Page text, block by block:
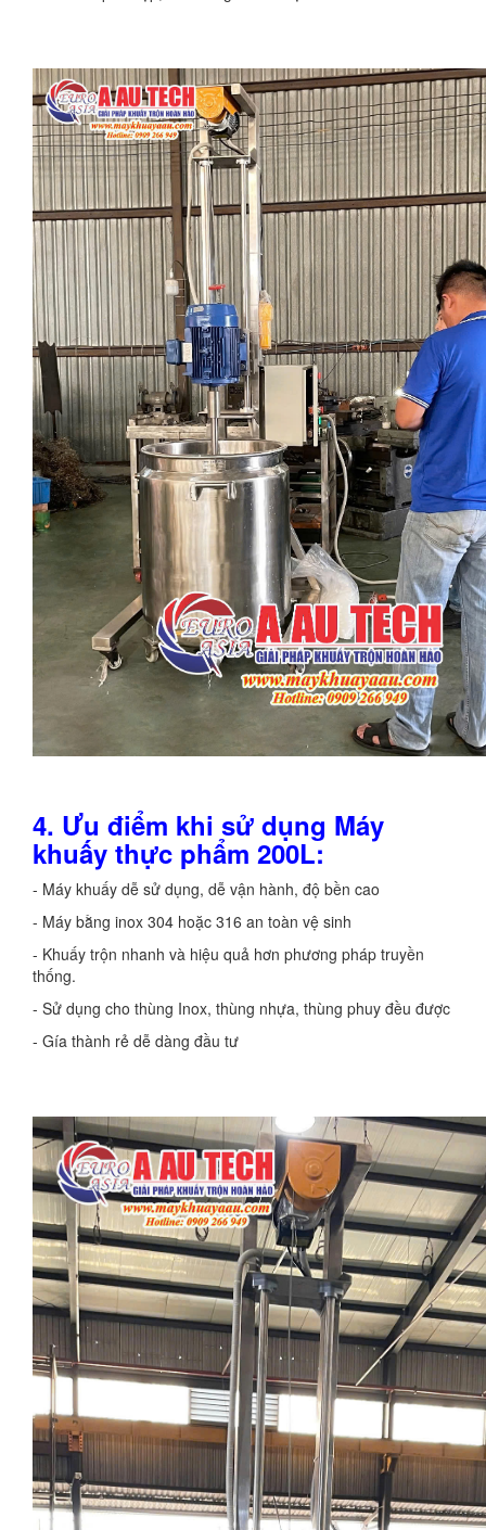
4. Ưu điểm khi sử dụng Máy
khuấy thực phẩm 200L:
- Máy khuấy dễ sử dụng, dễ vận hành, độ bền cao
- Máy bằng inox 304 hoặc 316 an toàn vệ sinh
- Khuấy trộn nhanh và hiệu quả hơn phương pháp truyền
thống.
- Sử dụng cho thùng Inox, thùng nhựa, thùng phuy đều được
- Gía thành rẻ dễ dàng đầu tư